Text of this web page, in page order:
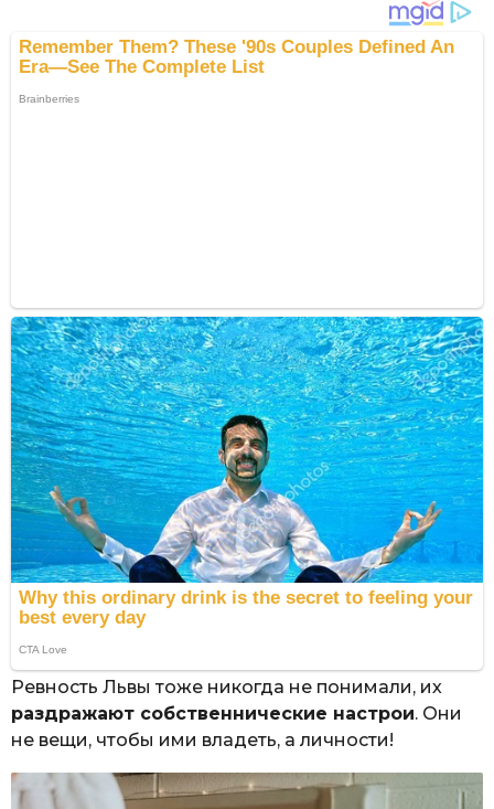
Ревность Львы тоже никогда не понимали, их
раздражают собственнические настрои. Они
не вещи, чтобы ими владеть, а личности!